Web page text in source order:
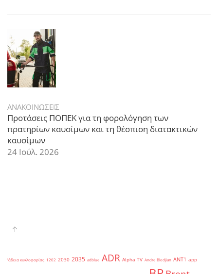
ΑΝΑΚΟΙΝΩΣΕΙΣ
Προτάσεις ΠΟΠΕΚ για τη φορολόγηση των
πρατηρίων καυσίμων και τη θέσπιση διατακτικών
καυσίμων
24 Ιούλ. 2026
'άδεια κυκλοφορίας 1202 2030 2035 adblue ADR Alpha TV Andre Bledjian ANT1 app